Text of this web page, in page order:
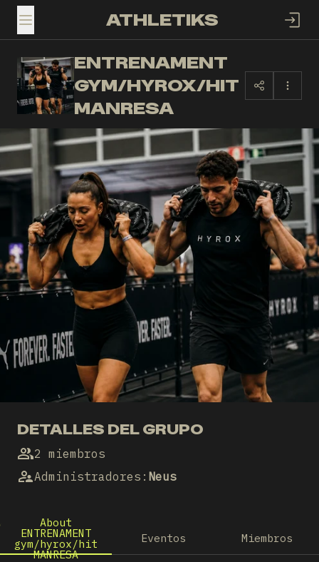
TOGGLE MENUATHLETIKS
EG
ENTRENAMENT
GYM/HYROX/HIT
MANRESA
DETALLES DEL GRUPO
2 miembros
Administradores : Neus
About
ENTRENAMENT
gym/hyrox/hit
MANRESA
Eventos Miembros